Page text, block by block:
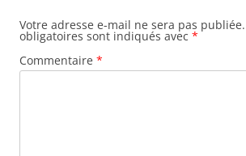
Votre adresse e-mail ne sera pas publiée.
obligatoires sont indiqués avec *
Commentaire *